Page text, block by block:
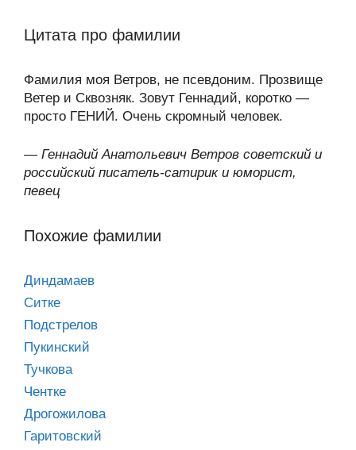
Цитата про фамилии
Фамилия моя Ветров, не псевдоним. Прозвище
Ветер и Сквозняк. Зовут Геннадий, коротко —
просто ГЕНИЙ. Очень скромный человек.
— Геннадий Анатольевич Ветров советский и
российский писатель-сатирик и юморист,
певец
Похожие фамилии
Диндамаев
Ситке
Подстрелов
Пукинский
Тучкова
Чентке
Дрогожилова
Гаритовский